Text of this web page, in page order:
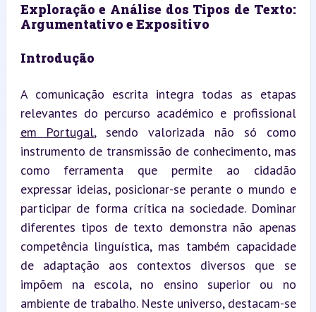
Exploração e Análise dos Tipos de Texto:
Argumentativo e Expositivo
Introdução
A comunicação escrita integra todas as etapas
relevantes do percurso académico e profissional
em Portugal, sendo valorizada não só como
instrumento de transmissão de conhecimento, mas
como ferramenta que permite ao cidadão
expressar ideias, posicionar-se perante o mundo e
participar de forma crítica na sociedade. Dominar
diferentes tipos de texto demonstra não apenas
competência linguística, mas também capacidade
de adaptação aos contextos diversos que se
impõem na escola, no ensino superior ou no
ambiente de trabalho. Neste universo, destacam-se